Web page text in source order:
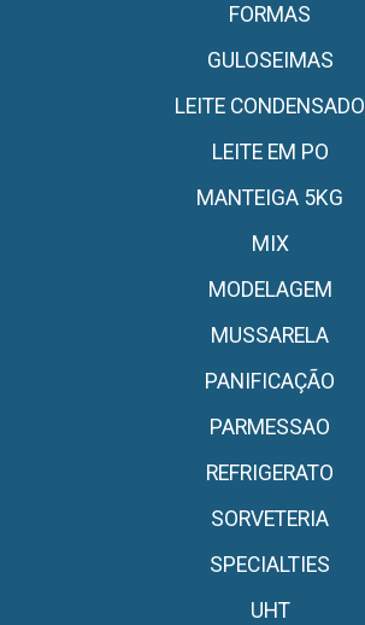
FORMAS
GULOSEIMAS
LEITE CONDENSADO
LEITE EM PO
MANTEIGA 5KG
MIX
MODELAGEM
MUSSARELA
PANIFICAÇÃO
PARMESSAO
REFRIGERATO
SORVETERIA
SPECIALTIES
UHT